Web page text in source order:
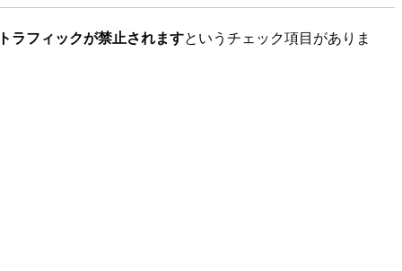
ラフィックが禁止されますというチェック項目がありま